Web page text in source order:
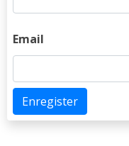
Email
Enregister